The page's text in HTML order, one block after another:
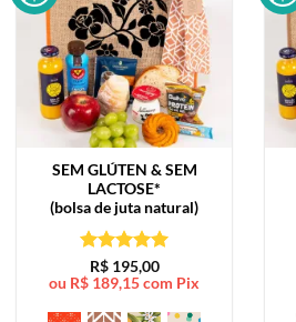
SEM GLÚTEN & SEM
LACTOSE*
(bolsa de juta natural)
Avaliação5
de 5
R$195,00
ou R$ 189,15com Pix